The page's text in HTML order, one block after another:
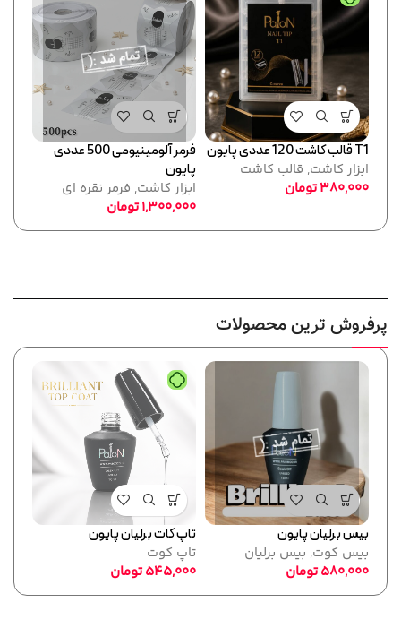
T1 قالب کاشت 120 عددی پایون
ابزار کاشت, قالب کاشت
380,000تومان
فرمر آلومینیومی 500 عددی
پایون
ابزار کاشت, فرمر نقره ای
1,300,000تومان
پرفروش ترین محصولات
بیس برلیان پایون
بیس کوت, بیس برلیان
580,000تومان
تاپ کات برلیان پایون
تاپ کوت
545,000تومان